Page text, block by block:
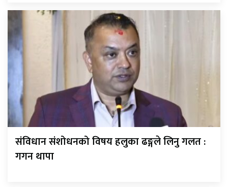
संविधान संशोधनको विषय हलुका ढङ्गले लिनु गलत :
गगन थापा